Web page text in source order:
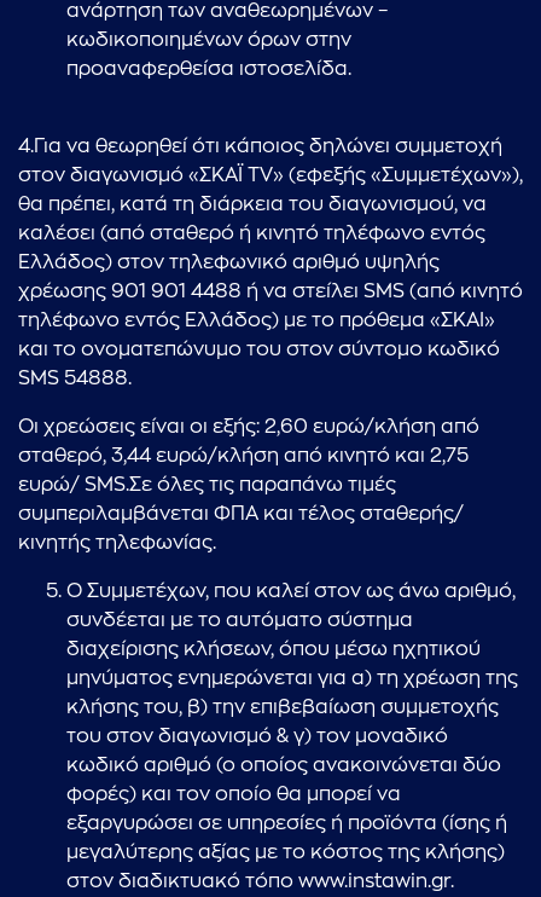
ανάρτηση των αναθεωρημένων –
κωδικοποιημένων όρων στην
προαναφερθείσα ιστοσελίδα.
4.Για να θεωρηθεί ότι κάποιος δηλώνει συμμετοχή
στον διαγωνισμό «ΣΚΑΪ TV» (εφεξής «Συμμετέχων»),
θα πρέπει, κατά τη διάρκεια του διαγωνισμού, να
καλέσει (από σταθερό ή κινητό τηλέφωνο εντός
Ελλάδος) στον τηλεφωνικό αριθμό υψηλής
χρέωσης 901 901 4488 ή να στείλει SMS (από κινητό
τηλέφωνο εντός Ελλάδος) με το πρόθεμα «ΣΚΑΙ»
και το ονοματεπώνυμο του στον σύντομο κωδικό
SMS 54888.
Οι χρεώσεις είναι οι εξής: 2,60 ευρώ/κλήση από
σταθερό, 3,44 ευρώ/κλήση από κινητό και 2,75
ευρώ/ SMS.Σε όλες τις παραπάνω τιμές
συμπεριλαμβάνεται ΦΠΑ και τέλος σταθερής/
κινητής τηλεφωνίας.
O Συμμετέχων, που καλεί στον ως άνω αριθμό,
συνδέεται με το αυτόματο σύστημα
διαχείρισης κλήσεων, όπου μέσω ηχητικού
μηνύματος ενημερώνεται για α) τη χρέωση της
κλήσης του, β) την επιβεβαίωση συμμετοχής
του στον διαγωνισμό & γ) τον μοναδικό
κωδικό αριθμό (ο οποίος ανακοινώνεται δύο
φορές) και τον οποίο θα μπορεί να
εξαργυρώσει σε υπηρεσίες ή προϊόντα (ίσης ή
μεγαλύτερης αξίας με το κόστος της κλήσης)
στον διαδικτυακό τόπο www.instawin.gr.